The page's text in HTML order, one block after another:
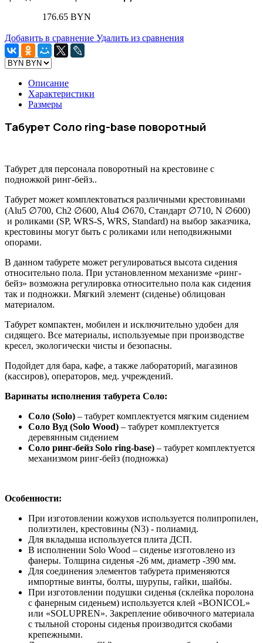
176.65 BYN
Добавить в сравнение Удалить из сравнения
Описание
Характеристики
Размеры
Табурет Соло ring-base поворотный
Табурет для персонала поворотный на крестовине с
подножкой ринг-бейз..
Табурет может комплектоваться различными крестовинами
(Alu5 ∅700, Ch2 ∅600, Alu4 ∅670, Стандарт ∅710, N ∅600)
и роликами (SP, WRS-S, WRS, Standard) на выбор заказчика,
крестовины могут быть с роликами или неподвижными
опорами.
В данном табурете может регулироваться высота сидения
относительно пола. При установленном механизме «ринг-
бейз» возможна регулировка относительно пола как сидения
так и подножки. Мягкий элемент (сиденье) облицован
материалом.
Табурет компактен, мобилен и исключительно удобен для
сидящего. Все материалы, используемые при производстве
кресел, экологически чисты и безопасны.
Подойдет для бара, кафе, а также лабораторий, магазинов
(кассиров), операторов, мед. учреждений.
Варинаты исполнения табурета Соло:
Соло (Solo) – табурет комплектуется мягким сидением
Соло Вуд (Solo Wood) – табурет комплектуется
деревянным сидением
Соло ринг-бейз Solo ring-base) – табурет комплектуется
механизмом ринг-бейз (подножка)
Особенности:
При изготовлении кожухов используется полипропилен,
полиэтилен, крестовины (N3) - полиамид.
Для вкладыша используется плита ДСП.
В исполнении Solo Wood – сиденье изготовлено из
фанеры. Толщина сиденья -26 мм, диаметр -390 мм.
Для соединения элементов табурета применяются
импортные винты, болты, шурупы, гайки, шайбы.
При изготовлении подушки сиденья (склейка поролона
с фанерным сиденьем) используется клей «BONICOL»
или «SOLUPREN». Закрепление обивочного материала
с тыльной стороны сиденья производится скобами
крепежными.